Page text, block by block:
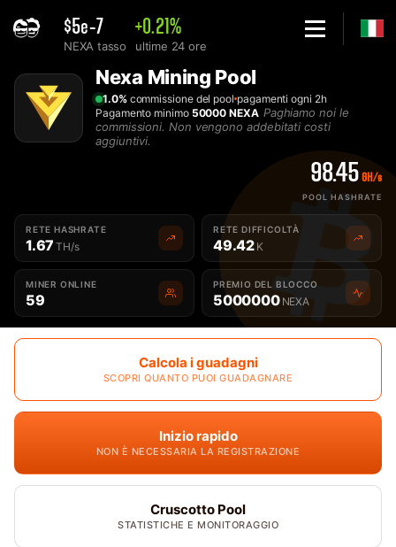
$5e-7
NEXA tasso
+0.21%
ultime 24 ore
Migliore Nexa Mining Pool - 2Miners
Nexa Mining Pool
1.0%commissione del pool pagamenti ogni 2h
Pagamento minimo 50000 NEXA Paghiamo noi le
commissioni. Non vengono addebitati costi
aggiuntivi.
98.45 GH/s
POOL HASHRATE
RETE HASHRATE
1.67 TH/s
RETE DIFFICOLTÀ
49.42 K
MINER ONLINE
59
PREMIO DEL BLOCCO
5000000 NEXA
Calcola i guadagni
SCOPRI QUANTO PUOI GUADAGNARE
Inizio rapido
NON È NECESSARIA LA REGISTRAZIONE
Cruscotto Pool
STATISTICHE E MONITORAGGIO